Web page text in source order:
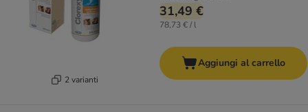
2 varianti
31,49 €
78,73 € / l
Aggiungi al carrello